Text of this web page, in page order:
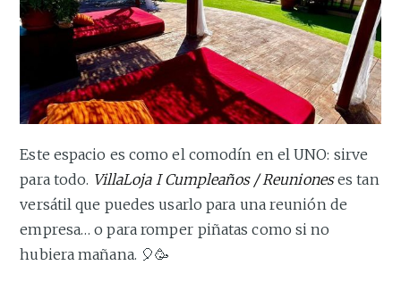
Este espacio es como el comodín en el UNO: sirve
para todo. VillaLoja I Cumpleaños / Reunioneses tan
versátil que puedes usarlo para una reunión de
empresa… o para romper piñatas como si no
hubiera mañana. 🎈🥳